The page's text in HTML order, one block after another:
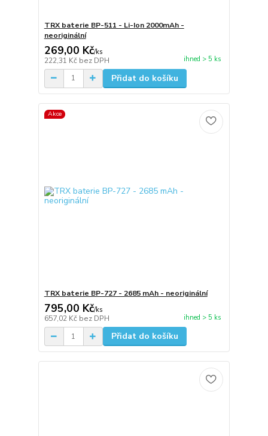
TRX baterie BP-511 - Li-Ion 2000mAh -
neoriginální
269,00 Kč/ks
222,31 Kč bez DPH ihned > 5 ks
Přidat do košíku
Akce
TRX baterie BP-727 - 2685 mAh - neoriginální
795,00 Kč/ks
657,02 Kč bez DPH ihned > 5 ks
Přidat do košíku